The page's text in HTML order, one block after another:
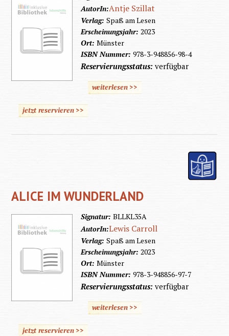
AutorIn:Antje Szillat
Verlag: Spaß am Lesen
Erscheinungsjahr: 2023
Ort: Münster
ISBN Nummer: 978-3-948856-98-4
Reservierungsstatus: verfügbar
weiterlesen >>
jetzt reservieren >>
ALICE IM WUNDERLAND
Signatur: BLLKL35A
AutorIn:Lewis Carroll
Verlag: Spaß am Lesen
Erscheinungsjahr: 2023
Ort: Münster
ISBN Nummer: 978-3-948856-97-7
Reservierungsstatus: verfügbar
weiterlesen >>
jetzt reservieren >>